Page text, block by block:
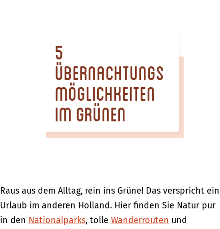
g
e
5
Übernachtungs
möglichkeiten
im Grünen
Raus aus dem Alltag, rein ins Grüne! Das verspricht ein
Urlaub im anderen Holland. Hier finden Sie Natur pur
in den Nationalparks, tolle Wanderrouten und